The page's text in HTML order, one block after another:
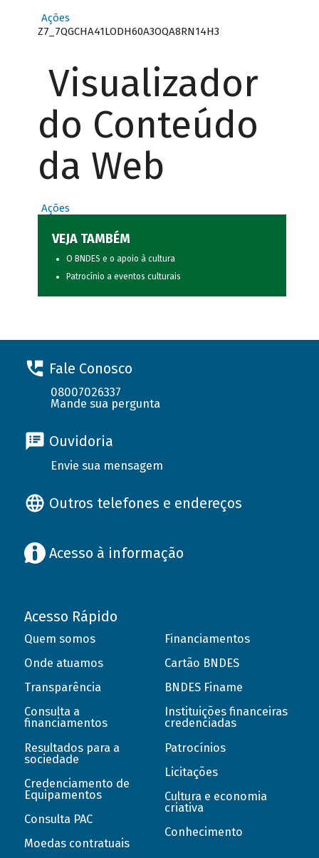
Ações
Z7_7QGCHA41LODH60A3OQA8RN14H3
Visualizador
do Conteúdo
da Web
Ações
VEJA TAMBÉM
O BNDES e o apoio à cultura
Patrocínio a eventos culturais
Fale Conosco
08007026337
Mande sua pergunta
Ouvidoria
Envie sua mensagem
Outros telefones e endereços
Acesso à informação
Acesso Rápido
Quem somos
Onde atuamos
Transparência
Consulta a
financiamentos
Resultados para a
sociedade
Credenciamento de
Equipamentos
Consulta PAC
Moedas contratuais
Financiamentos
Cartão BNDES
BNDES Finame
Instituições financeiras
credenciadas
Patrocínios
Licitações
Cultura e economia
criativa
Conhecimento